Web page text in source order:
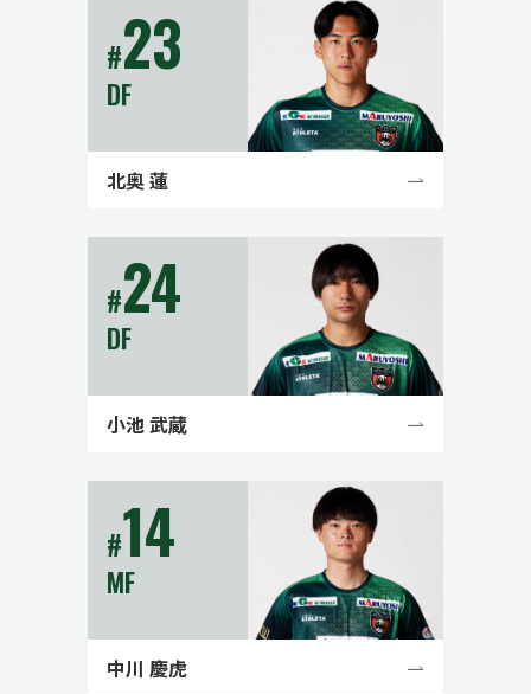
#23
DF
北奥 蓮
#24
DF
小池 武蔵
#14
MF
中川 慶虎